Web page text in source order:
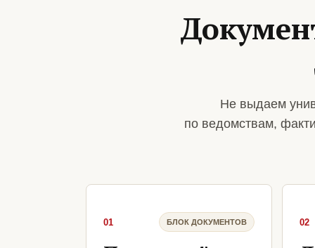
Не выдаем
по ведомствам,
01 БЛОК ДОКУМЕНТОВ 02